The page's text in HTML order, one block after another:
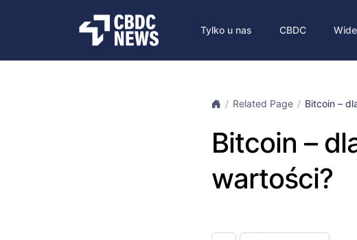
Tylko u nas CBDC
Related Page Bitcoin –
Bitcoin –
wartości?